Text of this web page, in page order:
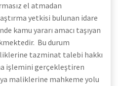
el atmadan
yetkisi bulunan idare
kamu yararı amacı taşıyan
Bu durum
tazminat talebi hakkı
işlemini gerçekleştiren
maliklerine mahkeme yolu